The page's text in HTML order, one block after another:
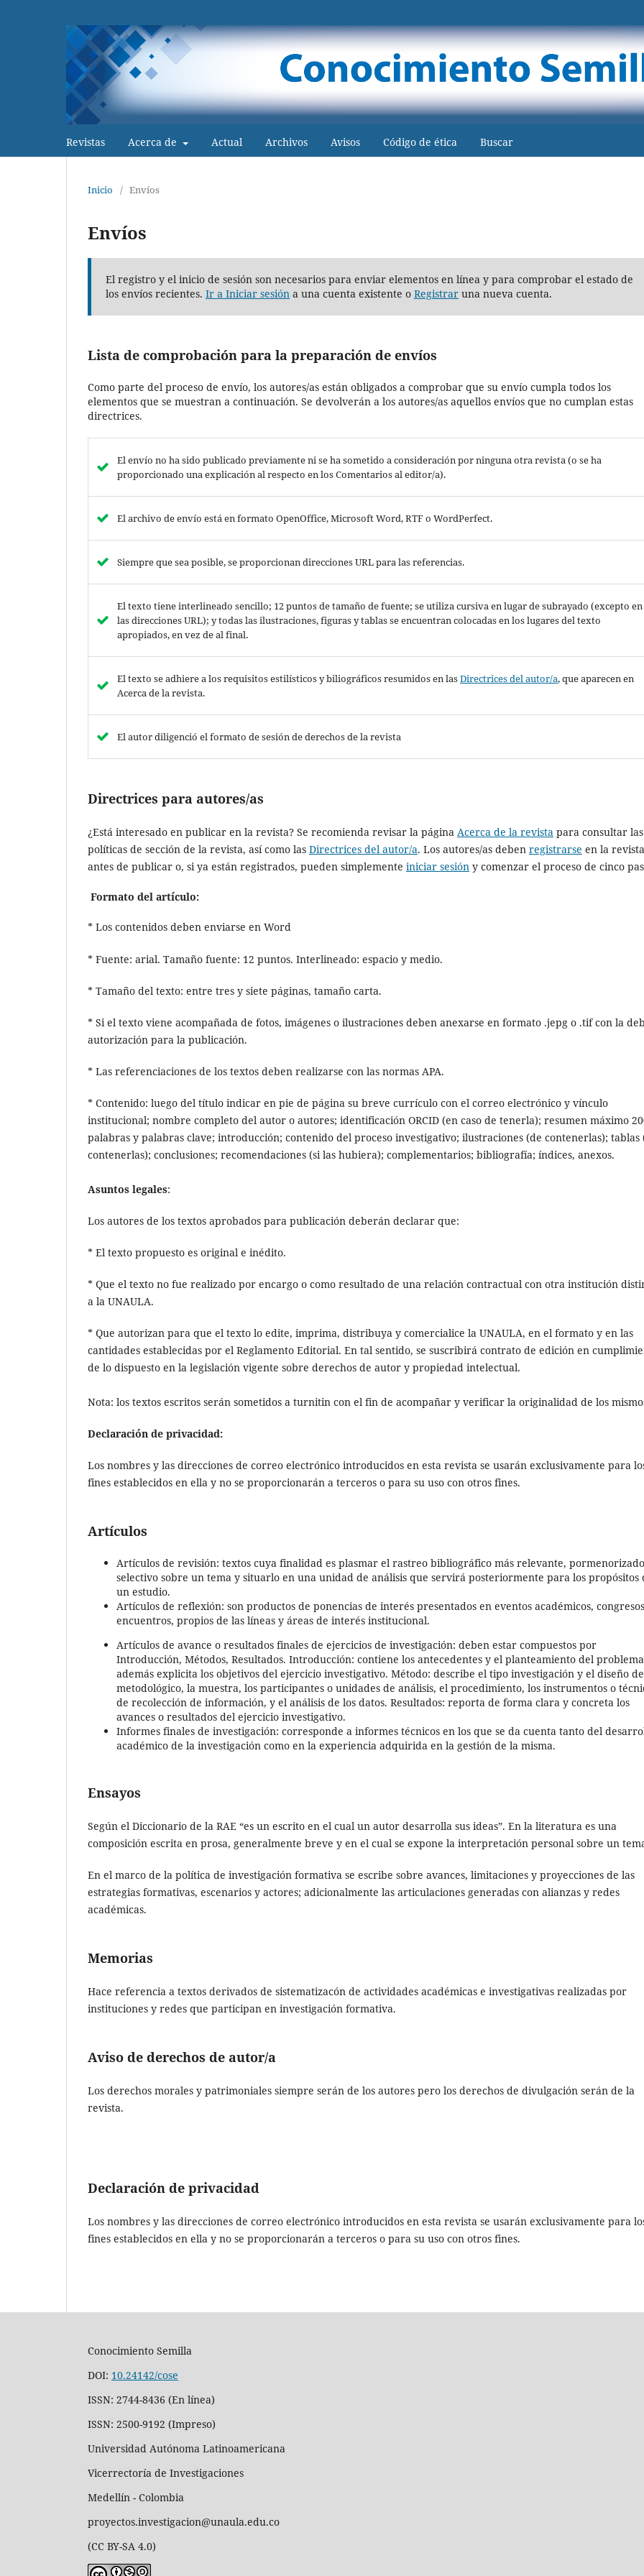
Revistas Acerca de Actual Archivos Avisos Código de ética Buscar
Inicio / Envíos
Envíos
El registro y el inicio de sesión son necesarios para enviar elementos en línea y para comprobar el estado de
los envíos recientes. Ir a Iniciar sesión a una cuenta existente o Registrar una nueva cuenta.
Lista de comprobación para la preparación de envíos
Como parte del proceso de envío, los autores/as están obligados a comprobar que su envío cumpla todos los
elementos que se muestran a continuación. Se devolverán a los autores/as aquellos envíos que no cumplan estas
directrices.
El envío no ha sido publicado previamente ni se ha sometido a consideración por ninguna otra revista (o se ha
proporcionado una explicación al respecto en los Comentarios al editor/a).
El archivo de envío está en formato OpenOffice, Microsoft Word, RTF o WordPerfect.
Siempre que sea posible, se proporcionan direcciones URL para las referencias.
El texto tiene interlineado sencillo; 12 puntos de tamaño de fuente; se utiliza cursiva en lugar de subrayado (excepto en
las direcciones URL); y todas las ilustraciones, figuras y tablas se encuentran colocadas en los lugares del texto
apropiados, en vez de al final.
El texto se adhiere a los requisitos estilísticos y biliográficos resumidos en lasDirectrices del autor/a, que aparecen en
Acerca de la revista.
El autor diligenció el formato de sesión de derechos de la revista
Directrices para autores/as
¿Está interesado en publicar en la revista? Se recomienda revisar la página Acerca de la revista para consultar las
políticas de sección de la revista, así como las Directrices del autor/a. Los autores/as deben registrarse en la revista
antes de publicar o, si ya están registrados, pueden simplemente iniciar sesión y comenzar el proceso de cinco
Formato del artículo:
* Los contenidos deben enviarse en Word
* Fuente: arial. Tamaño fuente: 12 puntos. Interlineado: espacio y medio.
* Tamaño del texto: entre tres y siete páginas, tamaño carta.
* Si el texto viene acompañada de fotos, imágenes o ilustraciones deben anexarse en formato .jepg o .tif con la
autorización para la publicación.
* Las referenciaciones de los textos deben realizarse con las normas APA.
* Contenido: luego del título indicar en pie de página su breve currículo con el correo electrónico y vínculo
institucional; nombre completo del autor o autores; identificación ORCID (en caso de tenerla); resumen máximo
palabras y palabras clave; introducción; contenido del proceso investigativo; ilustraciones (de contenerlas); tablas
contenerlas); conclusiones; recomendaciones (si las hubiera); complementarios; bibliografía; índices, anexos.
Asuntos legales:
Los autores de los textos aprobados para publicación deberán declarar que:
* El texto propuesto es original e inédito.
* Que el texto no fue realizado por encargo o como resultado de una relación contractual con otra institución
a la UNAULA.
* Que autorizan para que el texto lo edite, imprima, distribuya y comercialice la UNAULA, en el formato y en las
cantidades establecidas por el Reglamento Editorial. En tal sentido, se suscribirá contrato de edición en
de lo dispuesto en la legislación vigente sobre derechos de autor y propiedad intelectual.
Nota: los textos escritos serán sometidos a turnitin con el fin de acompañar y verificar la originalidad de los
Declaración de privacidad:
Los nombres y las direcciones de correo electrónico introducidos en esta revista se usarán exclusivamente para
fines establecidos en ella y no se proporcionarán a terceros o para su uso con otros fines.
Artículos
Artículos de revisión: textos cuya finalidad es plasmar el rastreo bibliográfico más relevante,
selectivo sobre un tema y situarlo en una unidad de análisis que servirá posteriormente para los propósitos
un estudio.
Artículos de reflexión: son productos de ponencias de interés presentados en eventos académicos,
encuentros, propios de las líneas y áreas de interés institucional.
Artículos de avance o resultados finales de ejercicios de investigación: deben estar compuestos por
Introducción, Métodos, Resultados. Introducción: contiene los antecedentes y el planteamiento del
además explicita los objetivos del ejercicio investigativo. Método: describe el tipo investigación y el diseño de
metodológico, la muestra, los participantes o unidades de análisis, el procedimiento, los instrumentos o
de recolección de información, y el análisis de los datos. Resultados: reporta de forma clara y concreta los
avances o resultados del ejercicio investigativo.
Informes finales de investigación: corresponde a informes técnicos en los que se da cuenta tanto del
académico de la investigación como en la experiencia adquirida en la gestión de la misma.
Ensayos
Según el Diccionario de la RAE “es un escrito en el cual un autor desarrolla sus ideas”. En la literatura es una
composición escrita en prosa, generalmente breve y en el cual se expone la interpretación personal sobre un
En el marco de la política de investigación formativa se escribe sobre avances, limitaciones y proyecciones de las
estrategias formativas, escenarios y actores; adicionalmente las articulaciones generadas con alianzas y redes
académicas.
Memorias
Hace referencia a textos derivados de sistematizacón de actividades académicas e investigativas realizadas por
instituciones y redes que participan en investigación formativa.
Aviso de derechos de autor/a
Los derechos morales y patrimoniales siempre serán de los autores pero los derechos de divulgación serán de la
revista.
Declaración de privacidad
Los nombres y las direcciones de correo electrónico introducidos en esta revista se usarán exclusivamente para
fines establecidos en ella y no se proporcionarán a terceros o para su uso con otros fines.
Conocimiento Semilla
DOI: 10.24142/cose
ISSN: 2744-8436 (En línea)
ISSN: 2500-9192 (Impreso)
Universidad Autónoma Latinoamericana
Vicerrectoría de Investigaciones
Medellín - Colombia
proyectos.investigacion@unaula.edu.co
(CC BY-SA 4.0)